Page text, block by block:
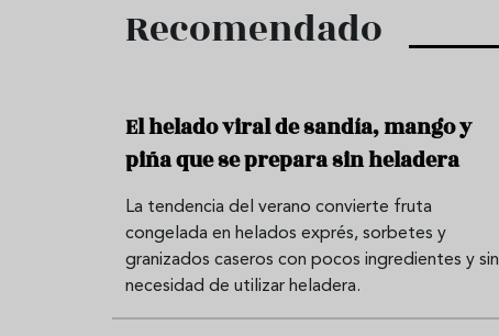
Recomendado
El helado viral de sandía, mango y
piña que se prepara sin heladera
La tendencia del verano convierte fruta
congelada en helados exprés, sorbetes y
granizados caseros con pocos ingredientes y sin
necesidad de utilizar heladera.